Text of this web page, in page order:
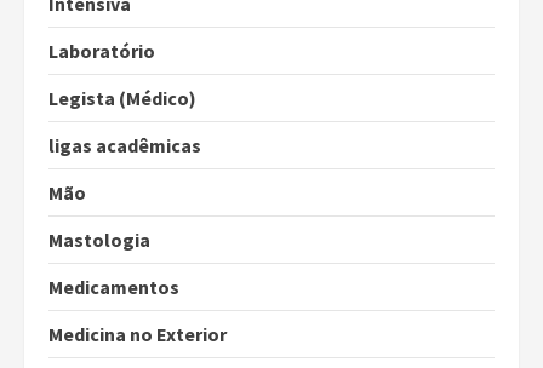
Laboratório
Legista (Médico)
ligas acadêmicas
Mão
Mastologia
Medicamentos
Medicina no Exterior